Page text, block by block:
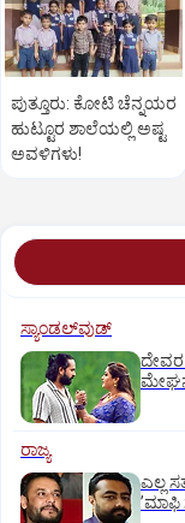
ಪುತ್ತೂರು: ಕೋಟಿ ಚೆನ್ನಯರ
ಹುಟ್ಟೂರ ಶಾಲೆಯಲ್ಲಿ ಅಷ್ಟ
ಅವಳಿಗಳು!
ಸ್ಯಾಂಡಲ್‌ವುಡ್‌
ದೇವರ
ರಾಜ್ಯ
ಎಲ್ಲ
ʼಮಾಫಿ